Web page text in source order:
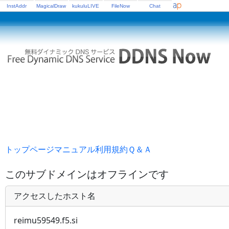
InstAddr MagicalDraw kukuluLIVE FileNow Chat
トップページマニュアル利用規約Ｑ＆Ａ
このサブドメインはオフラインです
アクセスしたホスト名
reimu59549.f5.si